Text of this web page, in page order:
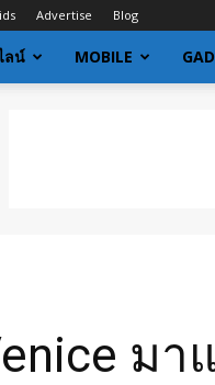
Advertise Blog
ลน์ MOBILE
มา